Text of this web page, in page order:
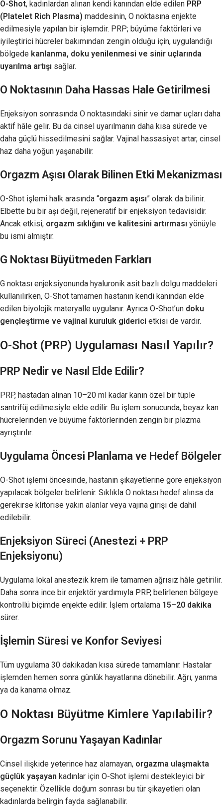
O-Shot, kadınlardan alınan kendi kanından elde edilen PRP
(Platelet Rich Plasma) maddesinin, O noktasına enjekte
edilmesiyle yapılan bir işlemdir. PRP; büyüme faktörleri ve
iyileştirici hücreler bakımından zengin olduğu için, uygulandığı
bölgede kanlanma, doku yenilenmesi ve sinir uçlarında
uyarılma artışı sağlar.
O Noktasının Daha Hassas Hale Getirilmesi
Enjeksiyon sonrasında O noktasındaki sinir ve damar uçları daha
aktif hâle gelir. Bu da cinsel uyarılmanın daha kısa sürede ve
daha güçlü hissedilmesini sağlar. Vajinal hassasiyet artar, cinsel
haz daha yoğun yaşanabilir.
Orgazm Aşısı Olarak Bilinen Etki Mekanizması
O-Shot işlemi halk arasında “orgazm aşısı” olarak da bilinir.
Elbette bu bir aşı değil, rejeneratif bir enjeksiyon tedavisidir.
Ancak etkisi, orgazm sıklığını ve kalitesini artırması yönüyle
bu ismi almıştır.
G Noktası Büyütmeden Farkları
G noktası enjeksiyonunda hyaluronik asit bazlı dolgu maddeleri
kullanılırken, O-Shot tamamen hastanın kendi kanından elde
edilen biyolojik materyalle uygulanır. Ayrıca O-Shot’un doku
gençleştirme ve vajinal kuruluk giderici etkisi de vardır.
O-Shot (PRP) Uygulaması Nasıl Yapılır?
PRP Nedir ve Nasıl Elde Edilir?
PRP, hastadan alınan 10–20 ml kadar kanın özel bir tüple
santrifüj edilmesiyle elde edilir. Bu işlem sonucunda, beyaz kan
hücrelerinden ve büyüme faktörlerinden zengin bir plazma
ayrıştırılır.
Uygulama Öncesi Planlama ve Hedef Bölgeler
O-Shot işlemi öncesinde, hastanın şikayetlerine göre enjeksiyon
yapılacak bölgeler belirlenir. Sıklıkla O noktası hedef alınsa da
gerekirse klitorise yakın alanlar veya vajina girişi de dahil
edilebilir.
Enjeksiyon Süreci (Anestezi + PRP
Enjeksiyonu)
Uygulama lokal anestezik krem ile tamamen ağrısız hâle getirilir.
Daha sonra ince bir enjektör yardımıyla PRP, belirlenen bölgeye
kontrollü biçimde enjekte edilir. İşlem ortalama 15–20 dakika
sürer.
İşlemin Süresi ve Konfor Seviyesi
Tüm uygulama 30 dakikadan kısa sürede tamamlanır. Hastalar
işlemden hemen sonra günlük hayatlarına dönebilir. Ağrı, yanma
ya da kanama olmaz.
O Noktası Büyütme Kimlere Yapılabilir?
Orgazm Sorunu Yaşayan Kadınlar
Cinsel ilişkide yeterince haz alamayan, orgazma ulaşmakta
güçlük yaşayan kadınlar için O-Shot işlemi destekleyici bir
seçenektir. Özellikle doğum sonrası bu tür şikayetleri olan
kadınlarda belirgin fayda sağlanabilir.